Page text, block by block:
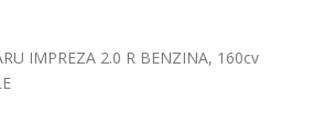
IMPREZA 2.0 R BENZINA, 160cv